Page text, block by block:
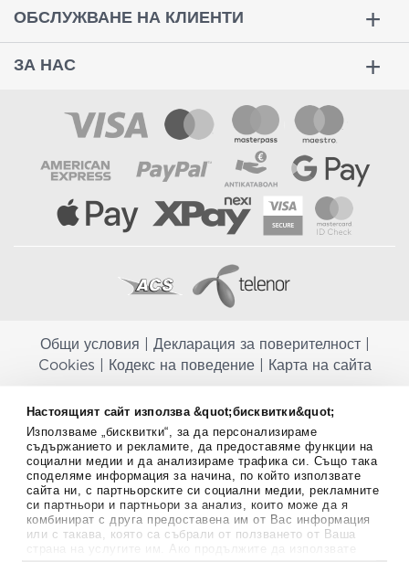
Настоящият сайт използва &quot;бисквитки&quot;
Използваме „бисквитки“, за да персонализираме
съдържанието и рекламите, да предоставяме функции на
социални медии и да анализираме трафика си. Също така
споделяме информация за начина, по който използвате
сайта ни, с партньорските си социални медии, рекламните
си партньори и партньори за анализ, които може да я
комбинират с друга предоставена им от Вас информация
или с такава, която са събрали от ползването от Ваша
страна на услугите им. Ако продължите да използвате
ОБСЛУЖВАНЕ НА КЛИЕНТИ
ЗА НАС
Общи условия Декларация за поверителност|
Cookies
Кодекс на поведение| Карта на сайта
заместват балансираната диета и не са предназначени за
профилактика, лечение или лечение на човешки заболявания.
Консултирайте се с Вашия лекар, ако сте бременна, кърмите,
приемате лекарства или имате някакви здравословни проблеми,
преди да използвате някаква хранителна добавка. Непрекъснато се
стремим да ви предоставяме точна и валидна информация. Ако
имате някакви въпроси или коментари относно тях, моля свържете
се с нас.